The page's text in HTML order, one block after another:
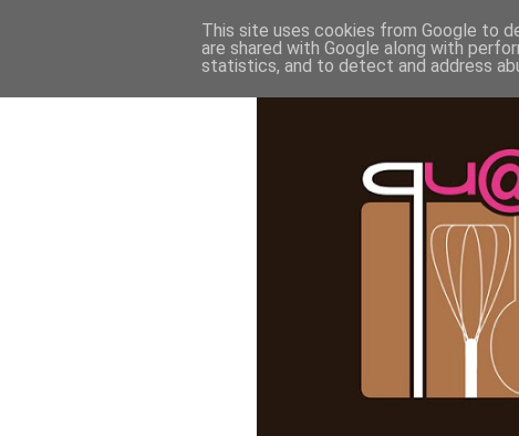
This site uses cookies from Google to
are shared with Google along with
statistics, and to detect and address